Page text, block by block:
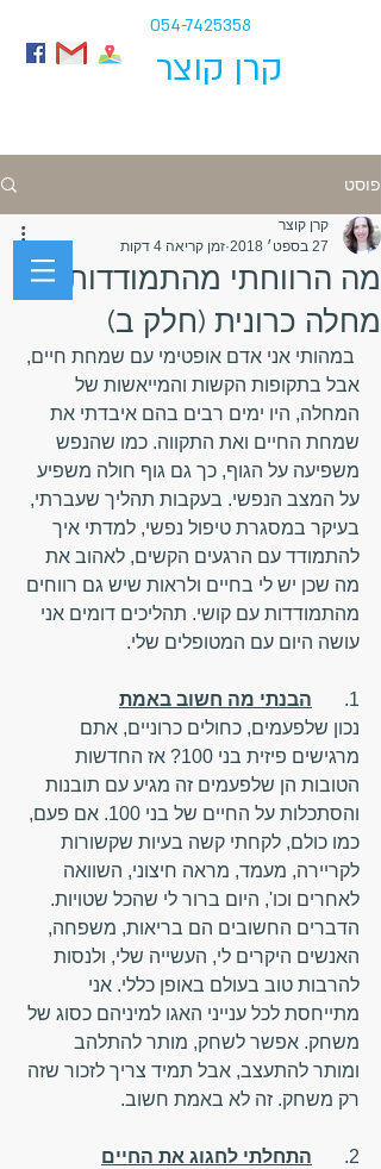
054-7425358
קרן קוצר
התמודדות רגשית עם קרוהן וקוליטיס
פוסט
מה הרווחתי מהתמודדות עם
מחלה כרונית (חלק ב)
קרן קוצר
27 בספט׳ 2018
זמן קריאה 4 דקות
במהותי אני אדם אופטימי עם שמחת חיים,
אבל בתקופות הקשות והמייאשות של
המחלה, היו ימים רבים בהם איבדתי את
שמחת החיים ואת התקווה. כמו שהנפש
משפיעה על הגוף, כך גם גוף חולה משפיע
על המצב הנפשי. בעקבות תהליך שעברתי,
בעיקר במסגרת טיפול נפשי, למדתי איך
להתמודד עם הרגעים הקשים, לאהוב את
מה שכן יש לי בחיים ולראות שיש גם רווחים
מהתמודדות עם קושי. תהליכים דומים אני
עושה היום עם המטופלים שלי.
1.
הבנתי מה חשוב באמת
נכון שלפעמים, כחולים כרוניים, אתם
מרגישים פיזית בני 100? אז החדשות
הטובות הן שלפעמים זה מגיע עם תובנות
והסתכלות על החיים של בני 100. אם פעם,
כמו כולם, לקחתי קשה בעיות שקשורות
לקריירה, מעמד, מראה חיצוני, השוואה
לאחרים וכו', היום ברור לי שהכל שטויות.
הדברים החשובים הם בריאות, משפחה,
האנשים היקרים לי, העשייה שלי, ולנסות
להרבות טוב בעולם באופן כללי. אני
מתייחסת לכל ענייני האגו למיניהם כסוג של
משחק. אפשר לשחק, מותר להתלהב
ומותר להתעצב, אבל תמיד צריך לזכור שזה
רק משחק. זה לא באמת חשוב.
2.
התחלתי לחגוג את החיים